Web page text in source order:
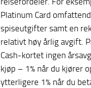
Platinum Card
spiseutgifter samt en
relativt høy årlig avgift.
Cash-kortet ingen
kjøp – 1% når du kjører
ytterligere 1% når du